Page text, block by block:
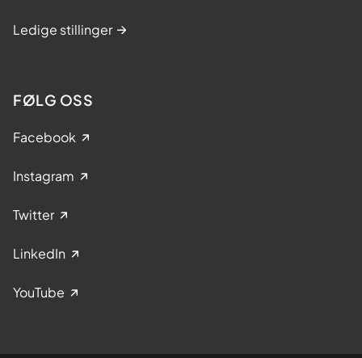
Ledige stillinger
FØLG OSS
Facebook
Instagram
Twitter
LinkedIn
YouTube